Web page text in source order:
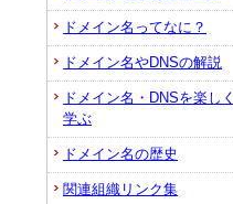
ドメイン名ってなに？
ドメイン名やDNSの解説
ドメイン名・DNSを楽しく
学ぶ
ドメイン名の歴史
関連組織リンク集